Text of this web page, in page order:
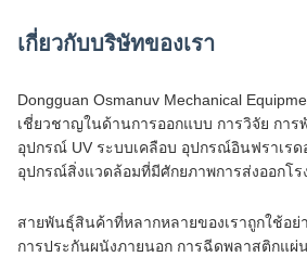
เกี่ยวกับบริษัทของเรา
Dongguan Osmanuv Mechanical
เชี่ยวชาญในด้านการออกแบบ การวิจัย กา
อุปกรณ์ UV ระบบเคลือบ อุปกรณ์อินฟราเร
อุปกรณ์สิ่งแวดล้อมที่มีศักยภาพการส่งออกโร
สายพันธุ์สินค้าที่หลากหลายของเราถูกใช้อ
การประกันผนังภายนอก การฉีดพลาสติกแผ่